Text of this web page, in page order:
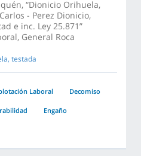
“Dionicio Orihuela,
- Perez Dionicio,
e inc. Ley 25.871”
General Roca
testada
Laboral Decomiso
Engaño